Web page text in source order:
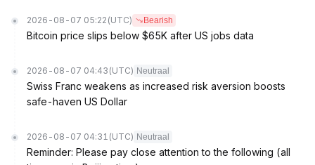
2026-08-07 05:22 (UTC) Bearish
Bitcoin price slips below $65K after US jobs data
2026-08-07 04:43 (UTC) Neutraal
Swiss Franc weakens as increased risk aversion boosts
safe-haven US Dollar
2026-08-07 04:31 (UTC) Neutraal
Reminder: Please pay close attention to the following (all